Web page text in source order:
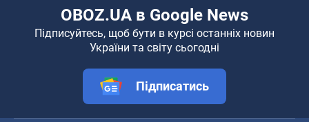
OBOZ.UA в Google News
Підписуйтесь, щоб бути в курсі останніх новин
України та світу сьогодні
Підписатись